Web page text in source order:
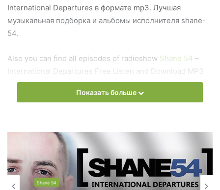
International Departures в формате mp3. Лучшая
музыкальная подборка и альбомы исполнителя shane-
54.
Also you can find all episodes of radioshow Shane 54 –
International Departures Free Listen and Download MP3
Запись выпусков
Слушай и добавляй плейлист VK:
Показать больше
Shane 54